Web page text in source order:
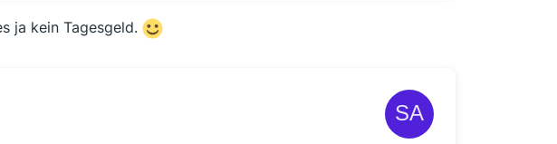
ja kein Tagesgeld.